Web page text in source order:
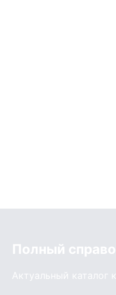
Полный
Актуальный каталог